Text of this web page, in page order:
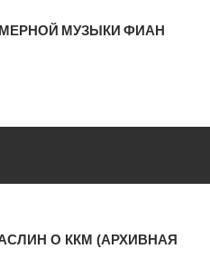
МУЗЫКИ ФИАН
О ККМ (АРХИВНАЯ